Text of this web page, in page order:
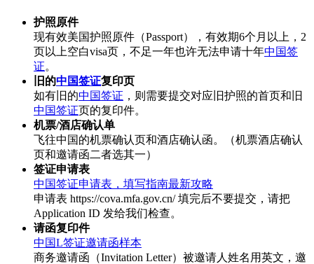
护照原件
现有效美国护照原件（Passport），有效期6个月以上，2
页以上空白visa页，不足一年也许无法申请十年中国签
证。
旧的中国签证复印页
如有旧的中国签证 ，则需要提交对应旧护照的首页和旧
中国签证页的复印件。
机票/酒店确认单
飞往中国的机票确认页和酒店确认函。（机票酒店确认
页和邀请函二者选其一）
签证申请表
中国签证申请表，填写指南最新攻略
申请表 https://cova.mfa.gov.cn/ 填完后不要提交，请把
Application ID 发给我们检查。
请函复印件
中国L签证邀请函样本
商务邀请函（Invitation Letter）被邀请人姓名用英文，邀